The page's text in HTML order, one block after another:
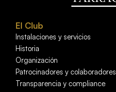
El Club
Instalaciones y servicios
Historia
Organización
Patrocinadores y colaboradores
Transparencia y compliance